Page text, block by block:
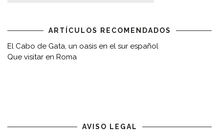
ARTÍCULOS RECOMENDADOS
El Cabo de Gata, un oasis en el sur español
Que visitar en Roma
AVISO LEGAL